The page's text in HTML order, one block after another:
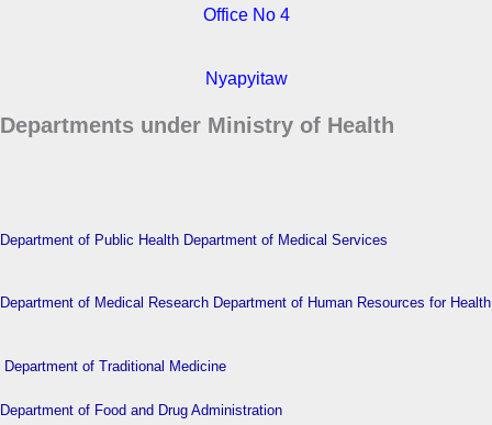
Office No 4
Nyapyitaw
Departments under Ministry of Health
Department of Public Health Department of Medical Services
Department of Medical Research Department of Human Resources for Health
Department of Traditional Medicine
Department of Food and Drug Administration